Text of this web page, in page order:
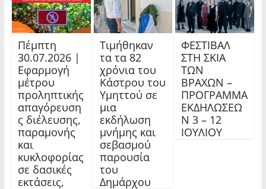
Πέμπτη
30.07.2026 |
Εφαρμογή
μέτρου
προληπτικής
απαγόρευση
ς διέλευσης,
παραμονής
και
κυκλοφορίας
σε δασικές
εκτάσεις,
Τιμήθηκαν
τα τα 82
χρόνια του
Κάστρου του
Υμηττού σε
μια
εκδήλωση
μνήμης και
σεβασμού
παρουσία
του
Δημάρχου
ΦΕΣΤΙΒΑΛ
ΣΤΗ ΣΚΙΑ
ΤΩΝ
ΒΡΑΧΩΝ –
ΠΡΟΓΡΑΜΜΑ
ΕΚΔΗΛΩΣΕΩ
Ν 3 – 12
ΙΟΥΛΙΟΥ